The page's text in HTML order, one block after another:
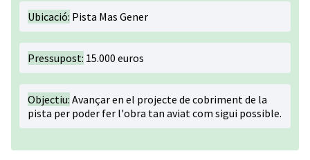
Ubicació: Pista Mas Gener
Pressupost: 15.000 euros
Objectiu: Avançar en el projecte de cobriment de la
pista per poder fer l'obra tan aviat com sigui possible.